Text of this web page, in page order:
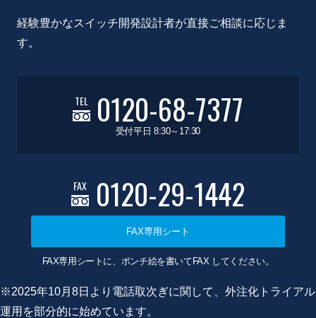
経験豊かなスイッチ開発設計者が直接ご相談に応じま
す。
TEL 0120-68-7377
受付平日 8:30～17:30
FAX 0120-29-1442
FAX専用シート
FAX専用シートに、ポンチ絵を書いてFAX してください。
※2025年10月8日より電話取次ぎに関して、外注化トライアル
運用を部分的に始めています。